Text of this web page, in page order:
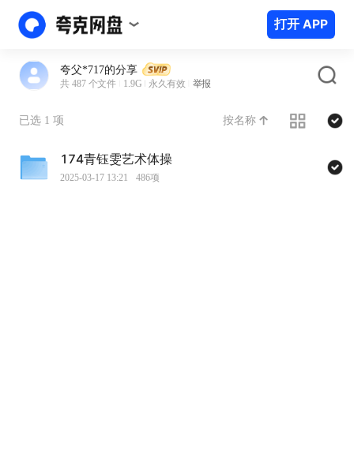
打开 APP
夸父*717的分享
共 487 个文件 1.9G 永久有效 举报
已选 1 项 按名称
174青钰雯艺术体操
2025-03-17 13:21 486项